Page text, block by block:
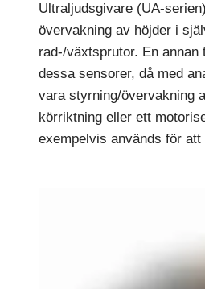
Ultraljudsgivare (UA-
övervakning av höjder i
rad-/växtsprutor. En annan
dessa sensorer, då med
vara styrning/övervakning
körriktning eller ett
exempelvis används för